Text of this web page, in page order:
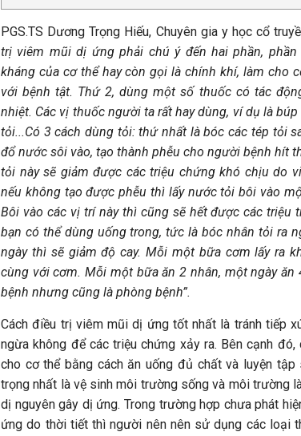
PGS.TS Dương Trọng Hiếu, Chuyên gia y học cổ
trị viêm mũi dị ứng phải chú ý đến hai phần,
kháng của cơ thể hay còn gọi là chính khí, làm cho
với bệnh tật. Thứ 2, dùng một số thuốc có tác
nhiệt. Các vị thuốc người ta rất hay dùng, ví dụ là
tỏi...Có 3 cách dùng tỏi: thứ nhất là bóc các tép tỏi
đổ nước sôi vào, tạo thành phễu cho người bệnh hít
tỏi này sẽ giảm được các triệu chứng khó chịu do
nếu không tạo được phễu thì lấy nước tỏi bôi vào
Bôi vào các vị trí này thì cũng sẽ hết được các triệu
bạn có thể dùng uống trong, tức là bóc nhân tỏi ra
ngày thì sẽ giảm độ cay. Mỗi một bữa cơm lấy ra
cùng với cơm. Mỗi một bữa ăn 2 nhân, một ngày ăn
bệnh nhưng cũng là phòng bệnh”.
Cách điều trị viêm mũi dị ứng tốt nhất là tránh tiếp
ngừa không để các triệu chứng xảy ra. Bên cạnh
cho cơ thể bằng cách ăn uống đủ chất và luyện tập
trọng nhất là vệ sinh môi trường sống và môi trường
dị nguyên gây dị ứng. Trong trường hợp chưa phát
ứng do thời tiết thì người nên nên sử dụng các loại